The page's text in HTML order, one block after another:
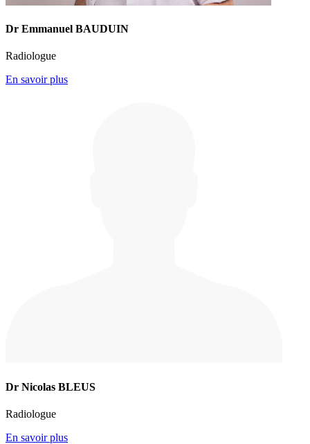
Dr Emmanuel BAUDUIN
Radiologue
En savoir plus
Dr Nicolas BLEUS
Radiologue
En savoir plus